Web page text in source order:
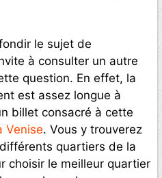
le sujet de
à consulter un autre
question. En effet, la
est assez longue à
billet consacré à cette
Venise. Vous y trouverez
quartiers de la
choisir le meilleur quartier